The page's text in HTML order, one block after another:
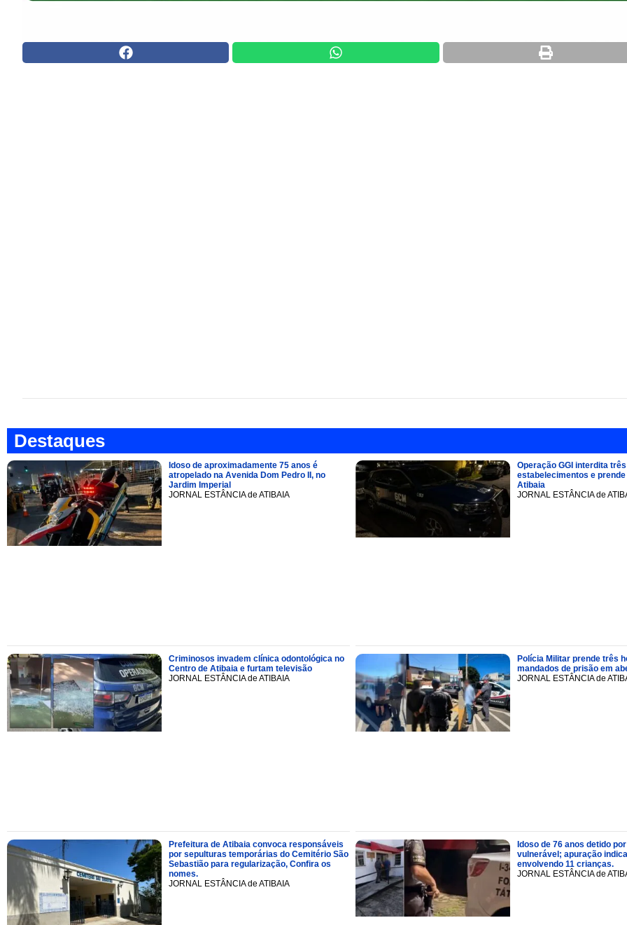
Destaques
Idoso de aproximadamente 75 anos é
atropelado na Avenida Dom Pedro II, no
Jardim Imperial
JORNAL ESTÂNCIA de ATIBAIA
Operação GGI interdita três
estabelecimentos e
Atibaia
JORNAL ESTÂNCIA de
Criminosos invadem clínica odontológica no
Centro de Atibaia e furtam televisão
JORNAL ESTÂNCIA de ATIBAIA
Polícia Militar prende três
mandados de prisão em
JORNAL ESTÂNCIA de
Prefeitura de Atibaia convoca responsáveis
por sepulturas temporárias do Cemitério São
Sebastião para regularização, Confira os
nomes.
JORNAL ESTÂNCIA de ATIBAIA
Idoso de 76 anos detido
vulnerável; apuração
envolvendo 11 crianças.
JORNAL ESTÂNCIA de